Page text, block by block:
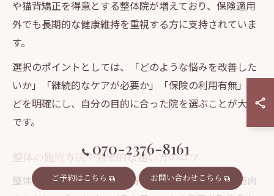
や猫背矯正を得意とする整体院が増えており、保険適用
外でも長期的な健康維持を重視する方に支持されていま
す。
選択のポイントとしては、「どのような悩みを改善した
いか」「継続的なケアが必要か」「保険の利用有無」な
どを明確にし、自分の目的に合った院を選ぶことが大切
です。
整体の施術方法や効果的な通い方のコツ
整体の施術方法は、骨盤や背骨の手技による調整、筋肉
070-2376-8161
ご予約はこちら お問い合わせこちら